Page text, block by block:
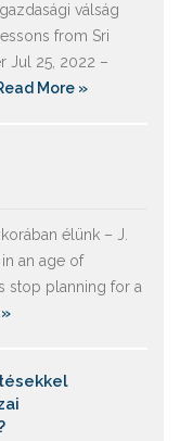
válság
from Sri
Jul 25, 2022 –
More »
élünk – J.
in an age of
stop planning for a